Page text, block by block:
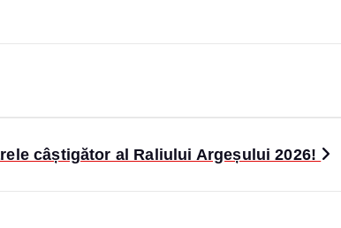
câștigător al Raliului Argeșului 2026!